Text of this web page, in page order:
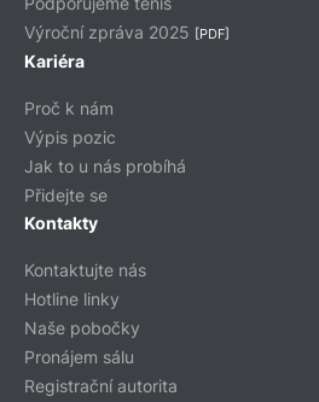
Výroční zpráva 2025 [PDF]
Kariéra
Proč k nám
Výpis pozic
Jak to u nás probíhá
Přidejte se
Kontakty
Kontaktujte nás
Hotline linky
Naše pobočky
Pronájem sálu
Registrační autorita